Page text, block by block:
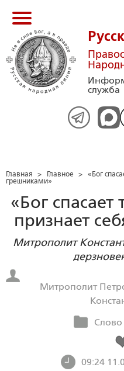
служба
Главная > Главное > «Бог
грешниками»
«Бог спасает
признает
Митрополит
Митрополит
Слово
09:24